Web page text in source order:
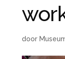
door